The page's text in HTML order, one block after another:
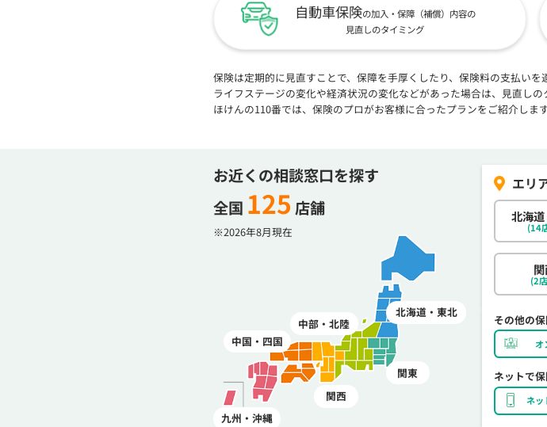
自動車保険の加入・保障（補償）内容の
見直しのタイミング
保険は定期的に見直すことで、保障を手厚くしたり、保険料の支払いを
ライフステージの変化や経済状況の変化などがあった場合は、見直しの
ほけんの110番では、保険のプロがお客様に合ったプランをご紹介しま
その他の
オ
ネットで
ネッ
お近くの相談窓口を探す
全国 125 店舗
北海道・東北
関東
中部・北陸
関西
中国・四国
九州・沖縄
北海
(14
(2
※2026年8月現在